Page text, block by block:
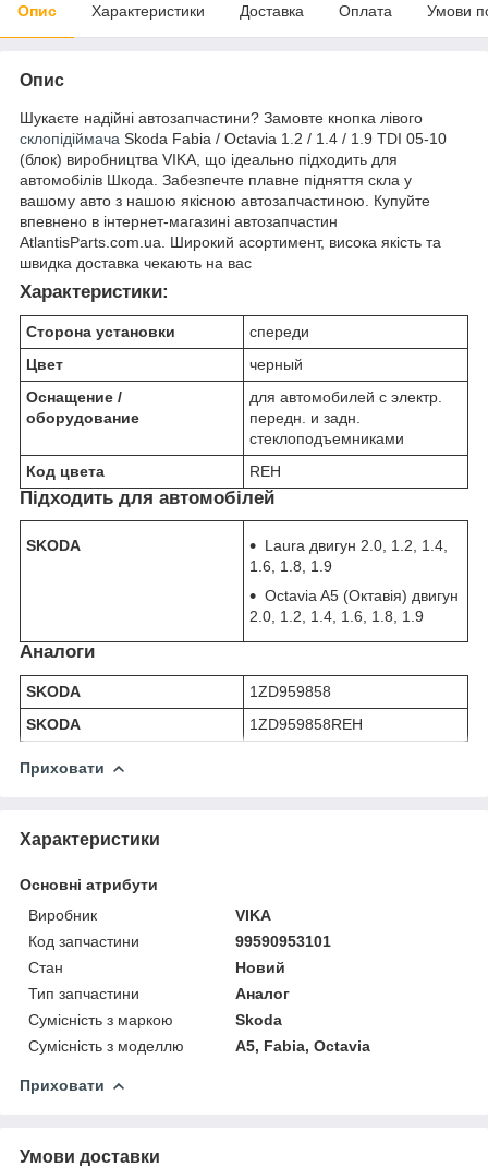
Опис Характеристики Доставка Оплата Умови
Опис
Шукаєте надійні автозапчастини? Замовте кнопка лівого
склопідіймача Skoda Fabia / Octavia 1.2 / 1.4 / 1.9 TDI 05-10
(блок) виробництва VIKA, що ідеально підходить для
автомобілів Шкода. Забезпечте плавне підняття скла у
вашому авто з нашою якісною автозапчастиною. Купуйте
впевнено в інтернет-магазині автозапчастин
AtlantisParts.com.ua. Широкий асортимент, висока якість та
швидка доставка чекають на вас
Характеристики:
Сторона установки
спереди
Цвет
черный
Оснащение /
оборудование
для автомобилей с электр.
передн. и задн.
стеклоподъемниками
Код цвета
REH
Підходить для автомобілей
SKODA
Laura двигун 2.0, 1.2, 1.4,
1.6, 1.8, 1.9
Octavia A5 (Октавія) двигун
2.0, 1.2, 1.4, 1.6, 1.8, 1.9
Аналоги
SKODA
1ZD959858
SKODA
1ZD959858REH
Приховати
Характеристики
Основні атрибути
Виробник
VIKA
Код запчастини
99590953101
Стан
Новий
Тип запчастини
Аналог
Сумісність з маркою
Skoda
Сумісність з моделлю
A5, Fabia, Octavia
Приховати
Умови доставки